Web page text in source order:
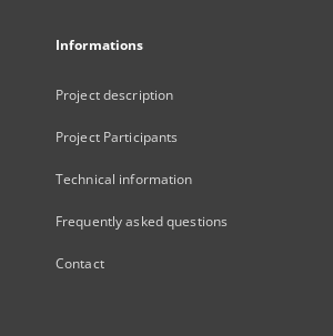
Informations
Project description
Project Participants
Technical information
Frequently asked questions
Contact